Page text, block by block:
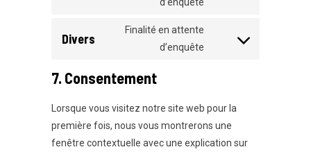
facebook
Divers
Finalité en attente
d’enquête
Consent
7. Consentement
Lorsque vous visitez notre site web pour la
première fois, nous vous montrerons une
fenêtre contextuelle avec une explication sur